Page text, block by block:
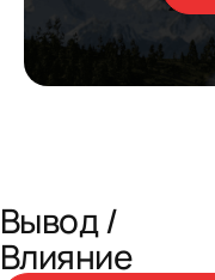
Вывод /
Влияние